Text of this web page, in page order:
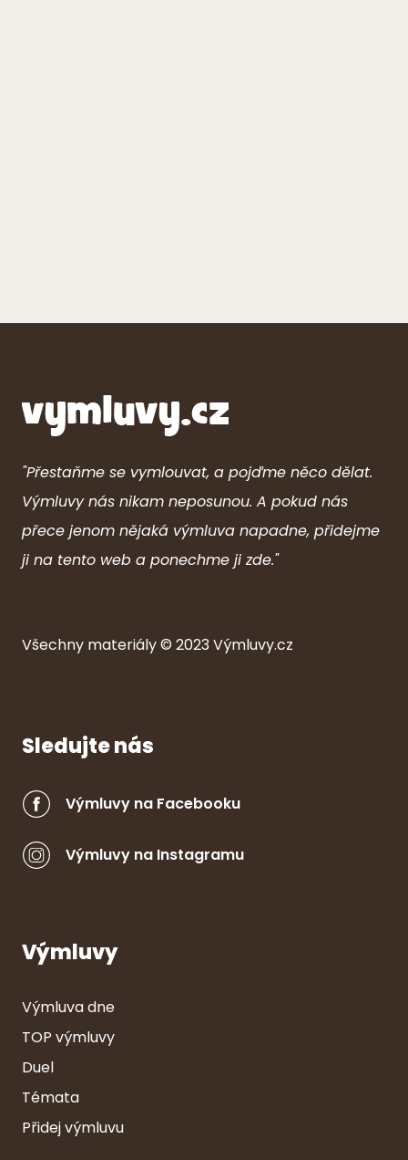
"Přestaňme se vymlouvat, a pojďme něco dělat.
Výmluvy nás nikam neposunou. A pokud nás
přece jenom nějaká výmluva napadne, přidejme
ji na tento web a ponechme ji zde."
Všechny materiály © 2023Výmluvy.cz
Sledujte nás
Výmluvy na Facebooku
Výmluvy na Instagramu
Výmluvy
Výmluva dne
TOP výmluvy
Duel
Témata
Přidej výmluvu